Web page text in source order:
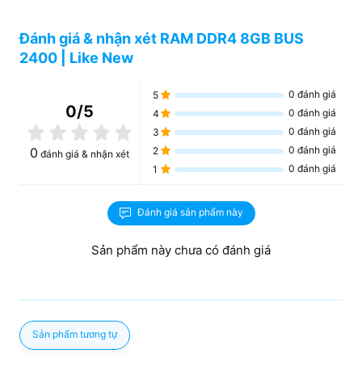
Đánh giá & nhận xét RAM DDR4 8GB BUS
2400 | Like New
0/5
0 đánh giá & nhận xét
5 0 đánh giá
4
0 đánh giá
3
0 đánh giá
2
0 đánh giá
1
0 đánh giá
Đánh giá sản phẩm này
Sản phẩm này chưa có đánh giá
Sản phẩm tương tự